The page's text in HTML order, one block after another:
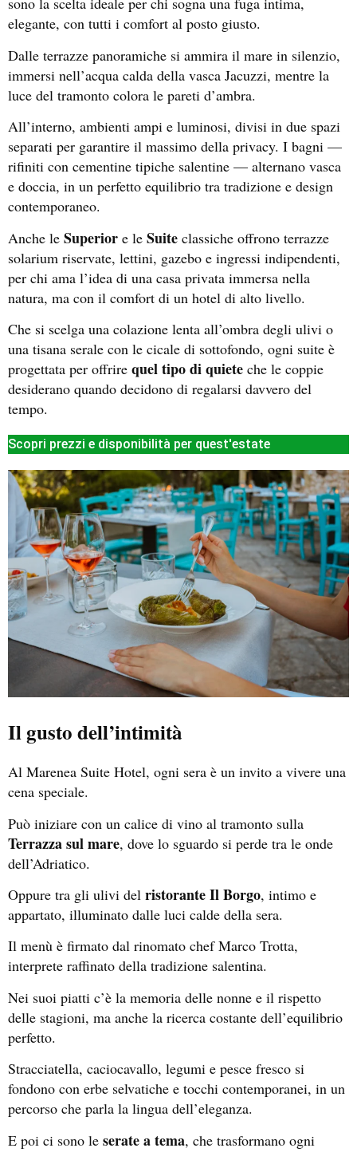
elegante, con tutti i comfort al posto giusto.
Dalle terrazze panoramiche si ammira il mare in silenzio,
immersi nell’acqua calda della vasca Jacuzzi, mentre la
luce del tramonto colora le pareti d’ambra.
All’interno, ambienti ampi e luminosi, divisi in due spazi
separati per garantire il massimo della privacy. I bagni —
rifiniti con cementine tipiche salentine — alternano vasca
e doccia, in un perfetto equilibrio tra tradizione e design
contemporaneo.
Anche le Superior e le Suite classiche offrono terrazze
solarium riservate, lettini, gazebo e ingressi indipendenti,
per chi ama l’idea di una casa privata immersa nella
natura, ma con il comfort di un hotel di alto livello.
Che si scelga una colazione lenta all’ombra degli ulivi o
una tisana serale con le cicale di sottofondo, ogni suite è
progettata per offrire quel tipo di quiete che le coppie
desiderano quando decidono di regalarsi davvero del
tempo.
Scopri prezzi e disponibilità per quest'estate
Il gusto dell’intimità
Al Marenea Suite Hotel, ogni sera è un invito a vivere una
cena speciale.
Può iniziare con un calice di vino al tramonto sulla
Terrazza sul mare, dove lo sguardo si perde tra le onde
dell’Adriatico.
Oppure tra gli ulivi del ristorante Il Borgo, intimo e
appartato, illuminato dalle luci calde della sera.
Il menù è firmato dal rinomato chef Marco Trotta,
interprete raffinato della tradizione salentina.
Nei suoi piatti c’è la memoria delle nonne e il rispetto
delle stagioni, ma anche la ricerca costante dell’equilibrio
perfetto.
Stracciatella, caciocavallo, legumi e pesce fresco si
fondono con erbe selvatiche e tocchi contemporanei, in un
percorso che parla la lingua dell’eleganza.
E poi ci sono le serate a tema, che trasformano ogni